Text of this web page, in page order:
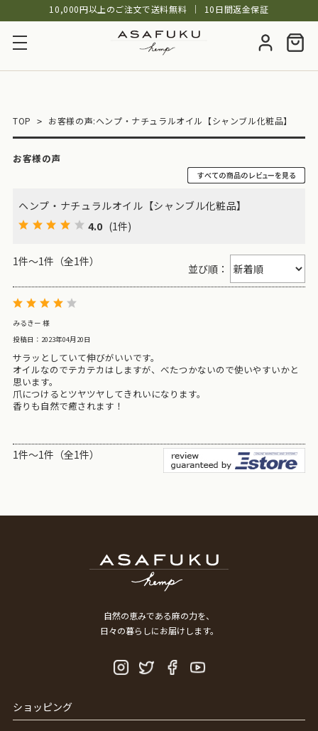
10,000円以上のご注文で送料無料 │ 10日間返金保証
TOP お客様の声:ヘンプ・ナチュラルオイル【シャンブル化粧品】
お客様の声
ヘンプ・ナチュラルオイル【シャンブル化粧品】
4.0 (1件)
1件～1件（全1件）
並び順：
みるきー 様
投稿日：2023年04月20日
サラッとしていて伸びがいいです。
オイルなのでテカテカはしますが、べたつかないので使いやすいかと
思います。
爪につけるとツヤツヤしてきれいになります。
香りも自然で癒されます！
1件～1件（全1件）
自然の恵みである麻の力を、
日々の暮らしにお届けします。
ショッピング